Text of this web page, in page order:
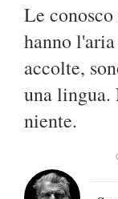
Le
hanno
accolte,
una lingua.
niente.